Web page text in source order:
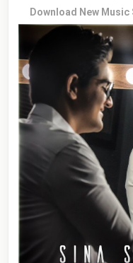
Download New Music